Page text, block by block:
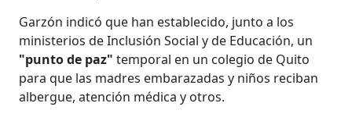
Garzón indicó que han establecido, junto a los
ministerios de Inclusión Social y de Educación, un
"punto de paz"temporal en un colegio de Quito
para que las madres embarazadas y niños reciban
albergue, atención médica y otros.